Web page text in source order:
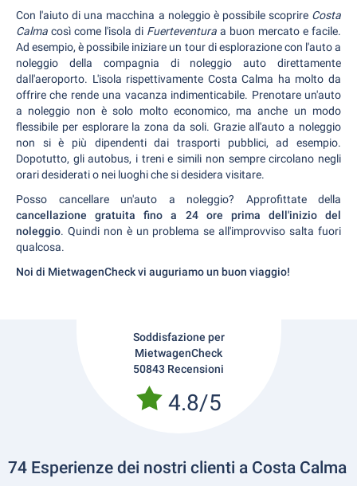
Con l'aiuto di una macchina a noleggio è possibile scoprire Costa
Calma così come l'isola di Fuerteventura a buon mercato e facile.
Ad esempio, è possibile iniziare un tour di esplorazione con l'auto a
noleggio della compagnia di noleggio auto direttamente
dall'aeroporto. L'isola rispettivamente Costa Calma ha molto da
offrire che rende una vacanza indimenticabile. Prenotare un'auto
a noleggio non è solo molto economico, ma anche un modo
flessibile per esplorare la zona da soli. Grazie all'auto a noleggio
non si è più dipendenti dai trasporti pubblici, ad esempio.
Dopotutto, gli autobus, i treni e simili non sempre circolano negli
orari desiderati o nei luoghi che si desidera visitare.
Posso cancellare un'auto a noleggio? Approfittate della
cancellazione gratuita fino a 24 ore prima dell'inizio del
noleggio. Quindi non è un problema se all'improvviso salta fuori
qualcosa.
Noi di MietwagenCheck vi auguriamo un buon viaggio!
Soddisfazione per
MietwagenCheck
50843 Recensioni
4.8/5
74 Esperienze dei nostri clienti a Costa Calma